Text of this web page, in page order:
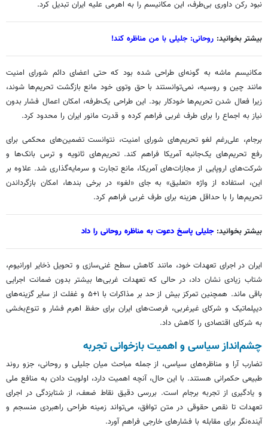
نبود رکن داوری بی‌طرف، این مکانیسم را به اهرمی علیه ایران تبدیل کرد.
بیشتر بخوانید: روحانی: جلیلی با من مناظره کند!
مکانیسم ماشه به گونه‌ای طراحی شده بود که حتی اعضای دائم شورای امنیت
مانند چین و روسیه، نمی‌توانستند با حق وتوی خود مانع بازگشت تحریم‌ها شوند،
زیرا فعال شدن تحریم‌ها خودکار بود. این طراحی یک‌طرفه، امکان اعمال فشار بدون
نیاز به اجماع را برای طرف غربی فراهم کرده و قدرت مانور ایران را محدود کرد.
برجام، علی‌رغم لغو تحریم‌های شورای امنیت، نتوانست تضمین‌های محکمی برای
رفع تحریم‌های یک‌جانبه آمریکا فراهم کند. تحریم‌های ثانویه و ترس بانک‌ها و
شرکت‌های اروپایی از مجازات‌های آمریکا، مانع تجارت و سرمایه‌گذاری شد. علاوه بر
این، استفاده از واژه «تعلیق» به جای «لغو» در برخی بندها، امکان بازگرداندن
تحریم‌ها را با حداقل هزینه برای طرف غربی فراهم کرد.
بیشتر بخوانید: جلیلی پاسخ دعوت به مناظره روحانی را داد
ایران در اجرای تعهدات خود، مانند کاهش سطح غنی‌سازی و تحویل ذخایر اورانیوم،
شتاب زیادی نشان داد، در حالی که تعهدات غربی‌ها بیشتر بدون ضمانت اجرایی
باقی ماند. همچنین تمرکز بیش از حد بر مذاکرات با ۱+۵ و غفلت از سایر گزینه‌های
دیپلماتیک و شرکای غیرغربی، فرصت‌های ایران برای حفظ اهرم فشار و تنوع‌بخشی
به شرکای اقتصادی را کاهش داد.
چشم‌انداز سیاسی و اهمیت بازخوانی تجربه
تضارب آرا و مناظره‌های سیاسی، از جمله مباحث میان جلیلی و روحانی، جزو روند
طبیعی حکمرانی هستند. با این حال، آنچه اهمیت دارد، اولویت دادن به منافع ملی
و یادگیری از تجربه برجام است. بررسی دقیق نقاط ضعف، از شتابزدگی در اجرای
تعهدات تا نقص حقوقی در متن توافق، می‌تواند زمینه طراحی راهبردی منسجم و
آینده‌نگر برای مقابله با فشارهای خارجی فراهم آورد.